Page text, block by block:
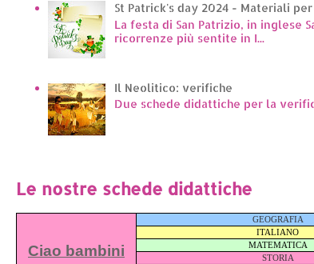
St Patrick's day 2024 - Materiali
La festa di San Patrizio, in inglese
ricorrenze più sentite in I...
Il Neolitico: verifiche
Due schede didattiche per la
Le nostre schede didattiche
Ciao bambini
GEOGRAFIA
ITALIANO
MATEMATICA
STORIA